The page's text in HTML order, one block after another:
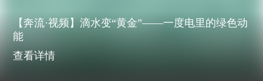
【奔流·视频】滴水变“黄金”——一度电里的绿色动
能
查看详情